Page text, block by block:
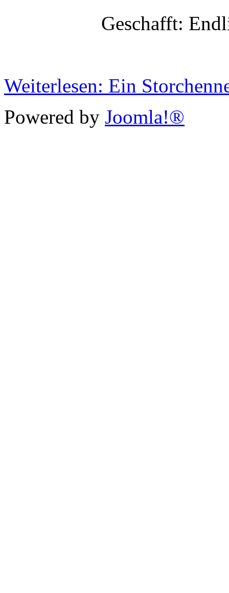
Geschafft: Endlich
Weiterlesen: Ein
Powered by Joomla!®